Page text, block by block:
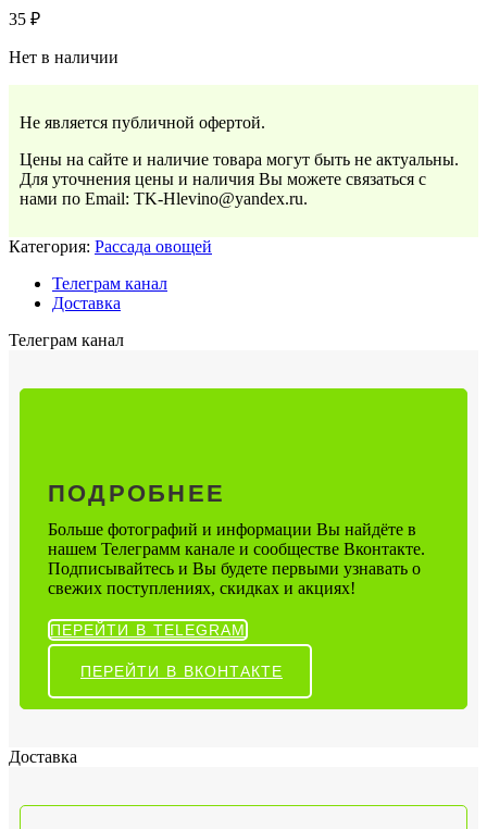
35 ₽
Нет в наличии
Не является публичной офертой.
Цены на сайте и наличие товара могут быть не актуальны.
Для уточнения цены и наличия Вы можете связаться с
нами по Email: TK-Hlevino@yandex.ru.
Категория: Рассада овощей
Телеграм канал
Доставка
Телеграм канал
ПОДРОБНЕЕ
Больше фотографий и информации Вы найдёте в
нашем Телеграмм канале и сообществе Вконтакте.
Подписывайтесь и Вы будете первыми узнавать о
свежих поступлениях, скидках и акциях!
ПЕРЕЙТИ В TELEGRAM
ПЕРЕЙТИ В ВКОНТАКТЕ
Доставка